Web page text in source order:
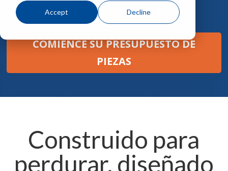
Accept Decline
Ahorra energía y agua.
COMIENCE SU PRESUPUESTO DE
PIEZAS
Construido para
perdurar, diseñado